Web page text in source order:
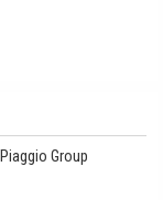
Piaggio Group